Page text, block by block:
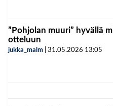
”Pohjolan muuri” hyvällä
otteluun
jukka_malm 31.05.2026 13:05